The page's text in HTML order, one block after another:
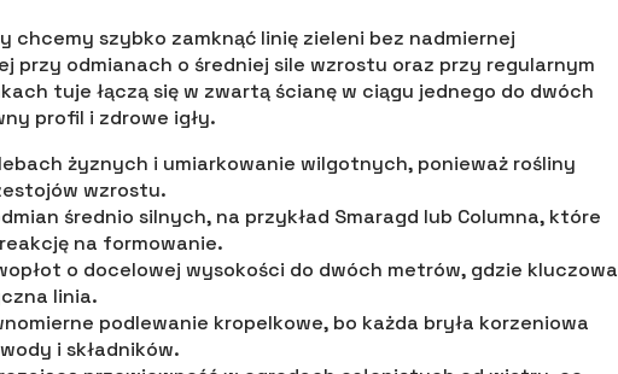
chcemy szybko zamknąć linię zieleni bez nadmiernej
przy odmianach o średniej sile wzrostu oraz przy regularnym
tuje łączą się w zwartą ścianę w ciągu jednego do dwóch
profil i zdrowe igły.
żyznych i umiarkowanie wilgotnych, ponieważ rośliny
wzrostu.
średnio silnych, na przykład Smaragd lub Columna, które
na formowanie.
o docelowej wysokości do dwóch metrów, gdzie kluczowa
linia.
podlewanie kropelkowe, bo każda bryła korzeniowa
i składników.